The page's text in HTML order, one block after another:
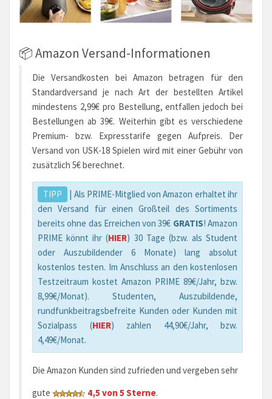
📦 Amazon Versand-Informationen
Die Versandkosten bei Amazon betragen für den
Standardversand je nach Art der bestellten Artikel
mindestens 2,99€ pro Bestellung, entfallen jedoch bei
Bestellungen ab 39€. Weiterhin gibt es verschiedene
Premium- bzw. Expresstarife gegen Aufpreis. Der
Versand von USK-18 Spielen wird mit einer Gebühr von
zusätzlich 5€ berechnet.
TIPP
| Als PRIME-Mitglied von Amazon erhaltet ihr
den Versand für einen Großteil des Sortiments
bereits ohne das Erreichen von 39€ GRATIS! Amazon
PRIME könnt ihr (HIER) 30 Tage (bzw. als Student
oder Auszubildender 6 Monate) lang absolut
kostenlos testen. Im Anschluss an den kostenlosen
Testzeitraum kostet Amazon PRIME 89€/Jahr, bzw.
8,99€/Monat). Studenten, Auszubildende,
rundfunkbeitragsbefreite Kunden oder Kunden mit
Sozialpass (HIER) zahlen 44,90€/Jahr, bzw.
4,49€/Monat.
Die Amazon Kunden sind zufrieden und vergeben sehr
gute
4,5 von 5 Sterne.